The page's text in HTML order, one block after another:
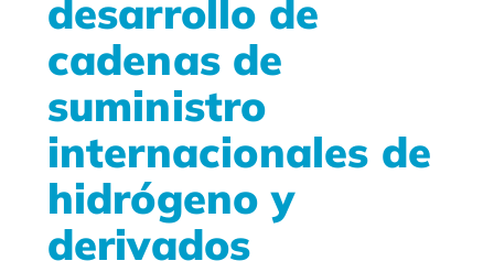
desarrollo de
cadenas de
suministro
internacionales de
hidrógeno y
derivados